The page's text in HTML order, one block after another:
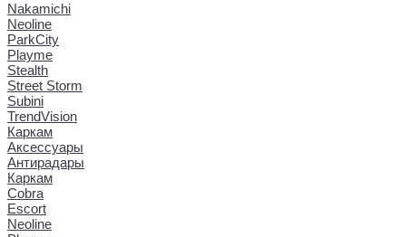
Nakamichi
Neoline
ParkCity
Playme
Stealth
Street Storm
Subini
TrendVision
Каркам
Аксессуары
Антирадары
Каркам
Cobra
Escort
Neoline